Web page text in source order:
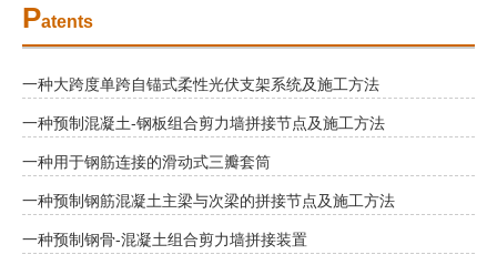
Patents
一种大跨度单跨自锚式柔性光伏支架系统及施工方法
一种预制混凝土-钢板组合剪力墙拼接节点及施工方法
一种用于钢筋连接的滑动式三瓣套筒
一种预制钢筋混凝土主梁与次梁的拼接节点及施工方法
一种预制钢骨-混凝土组合剪力墙拼接装置